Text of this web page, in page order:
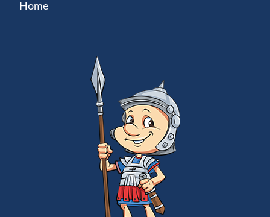
Home